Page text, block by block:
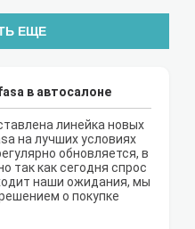
ЕЩЕ
в автосалоне
линейка новых
на лучших условиях
обновляется, в
так как сегодня спрос
наши ожидания, мы
о покупке